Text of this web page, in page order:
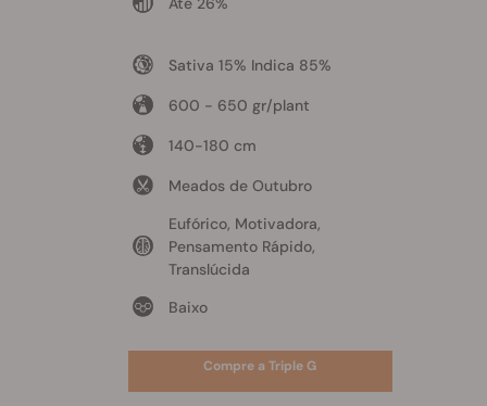
Sativa 15% Indica 85%
600 - 650 gr/plant
140-180 cm
Meados de Outubro
Eufórico, Motivadora,
Pensamento Rápido,
Translúcida
Baixo
Compre a Triple G